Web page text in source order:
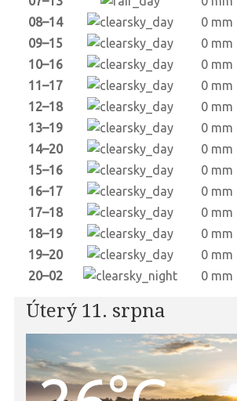
08–14
0 mm
09–15
0 mm
10–16
0 mm
11–17
0 mm
12–18
0 mm
13–19
0 mm
14–20
0 mm
15–16
0 mm
16–17
0 mm
17–18
0 mm
18–19
0 mm
19–20
0 mm
20–02
0 mm
Úterý 11. srpna